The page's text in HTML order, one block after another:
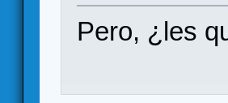
Pero, ¿les